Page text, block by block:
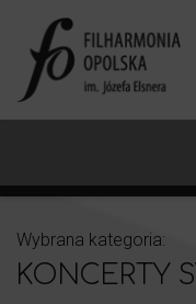
Wybrana kategoria:
KONCERTY